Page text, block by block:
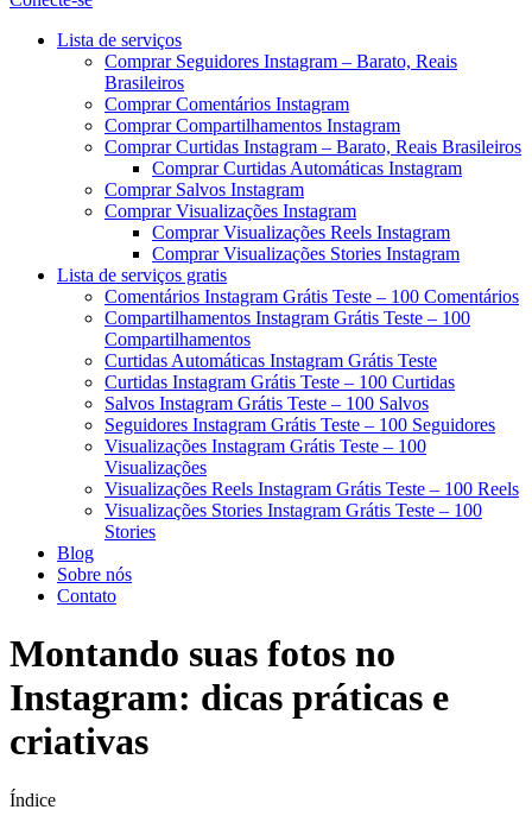
Menu
Lista de serviços
Comprar Seguidores Instagram – Barato, Reais
Brasileiros
Comprar Comentários Instagram
Comprar Compartilhamentos Instagram
Comprar Curtidas Instagram – Barato, Reais Brasileiros
Comprar Curtidas Automáticas Instagram
Comprar Salvos Instagram
Comprar Visualizações Instagram
Comprar Visualizações Reels Instagram
Comprar Visualizações Stories Instagram
Lista de serviços gratis
Comentários Instagram Grátis Teste – 100 Comentários
Compartilhamentos Instagram Grátis Teste – 100
Compartilhamentos
Curtidas Automáticas Instagram Grátis Teste
Curtidas Instagram Grátis Teste – 100 Curtidas
Salvos Instagram Grátis Teste – 100 Salvos
Seguidores Instagram Grátis Teste – 100 Seguidores
Visualizações Instagram Grátis Teste – 100
Visualizações
Visualizações Reels Instagram Grátis Teste – 100 Reels
Visualizações Stories Instagram Grátis Teste – 100
Stories
Blog
Sobre nós
Contato
Montando suas fotos no
Instagram: dicas práticas e
criativas
Índice